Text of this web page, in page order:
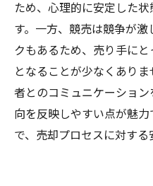
ため、心理的に安定した
す。一方、競売は競争が
クもあるため、売り手に
となることが少なくあり
者とのコミュニケーショ
向を反映しやすい点が魅
で、売却プロセスに対する